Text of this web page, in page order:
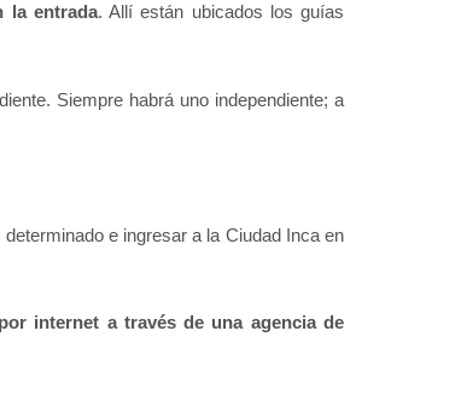
la entrada. Allí están ubicados los guías
Siempre habrá uno independiente; a
e ingresar a la Ciudad Inca en
internet a través de una agencia de